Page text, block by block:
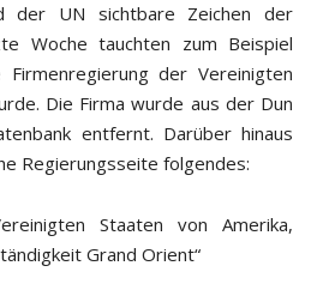
der UN sichtbare Zeichen der
Woche tauchten zum Beispiel
der Vereinigten
Die Firma wurde aus der Dun
entfernt. Darüber hinaus
Regierungsseite folgendes:
Staaten von Amerika,
Grand Orient“